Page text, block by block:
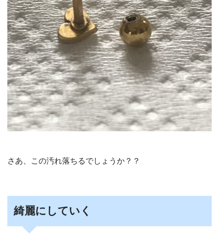
さあ、この汚れ落ちるでしょうか？？
綺麗にしていく